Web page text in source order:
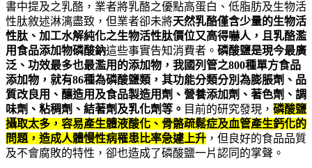
書中提及之乳酪，業者將乳酪之優點高蛋白、低脂肪及生物活
性肽敘述淋漓盡致，但業者卻未將天然乳酪僅含少量的生物活
性肽、加工水解純化之生物活性肽價位又高得嚇人，且乳酪濫
用食品添加物磷酸鈉這些事實告知消費者。 磷酸鹽是現今最廣
泛、功效最多也最濫用的添加物，我國列管之800種單方食品
添加物，就有86種為磷酸鹽類，其功能分類分別為膨脹劑、品
質改良用、釀造用及食品製造用劑、營養添加劑、著色劑、調
味劑、粘稠劑、結著劑及乳化劑等。 目前的研究發現， 磷酸鹽
攝取太多，容易產生體液酸化、骨骼疏鬆症及血管產生鈣化的
問題，造成人體慢性病罹患比率急遽上升 ，但良好的食品品質
及不會腐敗的特性，卻也造成了磷酸鹽一片認同的掌聲。